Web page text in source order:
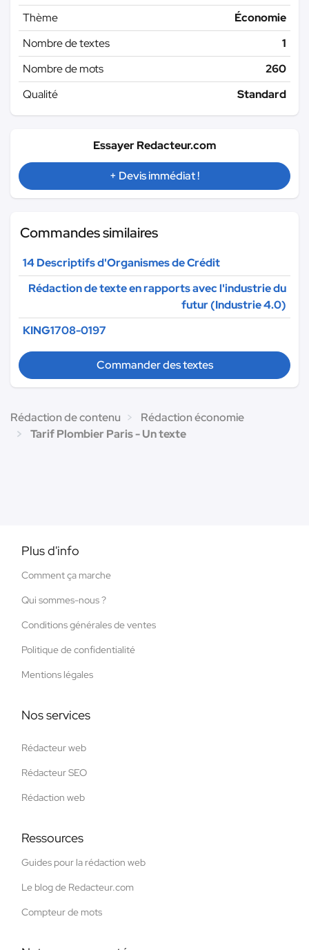
Thème
Économie
Nombre de textes
1
Nombre de mots
260
Qualité
Standard
Essayer Redacteur.com
+ Devis immédiat !
Commandes similaires
14 Descriptifs d'Organismes de Crédit
Rédaction de texte en rapports avec l'industrie du
futur (Industrie 4.0)
KING1708-0197
Commander des textes
Rédaction de contenu
Rédaction économie
Tarif Plombier Paris - Un texte
Plus d'info
Comment ça marche
Qui sommes-nous ?
Conditions générales de ventes
Politique de confidentialité
Mentions légales
Nos services
Rédacteur web
Rédacteur SEO
Rédaction web
Ressources
Guides pour la rédaction web
Le blog de Redacteur.com
Compteur de mots